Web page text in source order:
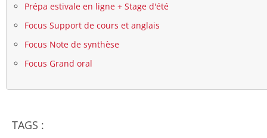
Prépa estivale en ligne + Stage d'été
Focus Support de cours et anglais
Focus Note de synthèse
Focus Grand oral
TAGS :